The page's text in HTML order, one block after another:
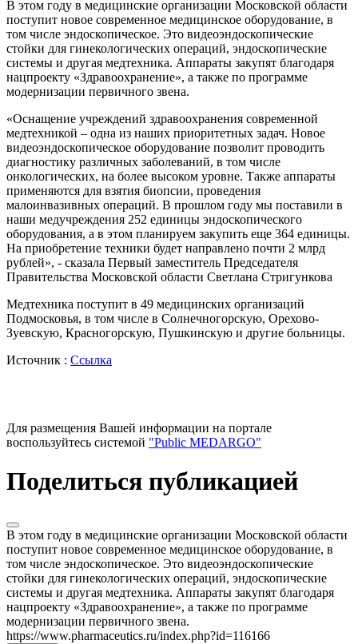
В этом году в медицинские организации Московской области
поступит новое современное медицинское оборудование, в
том числе эндоскопическое. Это видеоэндоскопические
стойки для гинекологических операций, эндоскопические
системы и другая медтехника. Аппараты закупят благодаря
нацпроекту «Здравоохранение», а также по программе
модернизации первичного звена.
«Оснащение учреждений здравоохранения современной
медтехникой – одна из наших приоритетных задач. Новое
видеоэндоскопическое оборудование позволит проводить
диагностику различных заболеваний, в том числе
онкологических, на более высоком уровне. Также аппараты
применяются для взятия биопсии, проведения
малоинвазивных операций. В прошлом году мы поставили в
наши медучреждения 252 единицы эндоскопического
оборудования, а в этом планируем закупить еще 364 единицы.
На приобретение техники будет направлено почти 2 млрд
рублей», - сказала Первый заместитель Председателя
Правительства Московской области Светлана Стригункова
Медтехника поступит в 49 медицинских организаций
Подмосковья, в том числе в Солнечногорскую, Орехово-
Зуевскую, Красногорскую, Пушкинскую и другие больницы.
Источник : Ссылка
Для размещения Вашей информации на портале
воспользуйтесь системой "Public MEDARGO"
Поделиться публикацией
В этом году в медицинские организации Московской области
поступит новое современное медицинское оборудование, в
том числе эндоскопическое. Это видеоэндоскопические
стойки для гинекологических операций, эндоскопические
системы и другая медтехника. Аппараты закупят благодаря
нацпроекту «Здравоохранение», а также по программе
модернизации первичного звена.
https://www.pharmaceutics.ru/index.php?id=116166